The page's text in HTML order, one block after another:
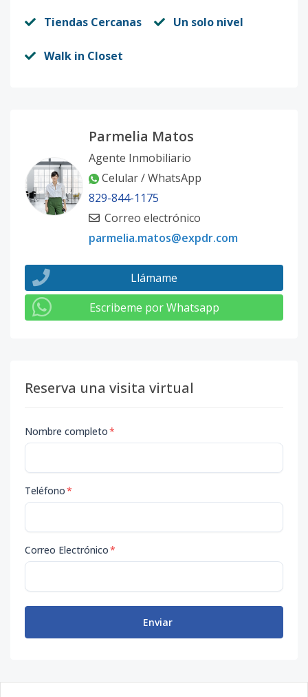
Tiendas Cercanas Un solo nivel
Walk in Closet
Parmelia Matos
Agente Inmobiliario
Celular / WhatsApp
829-844-1175
Correo electrónico
parmelia.matos@expdr.com
Llámame
Escribeme por Whatsapp
Reserva una visita virtual
Nombre completo*
Teléfono*
Correo Electrónico*
Enviar